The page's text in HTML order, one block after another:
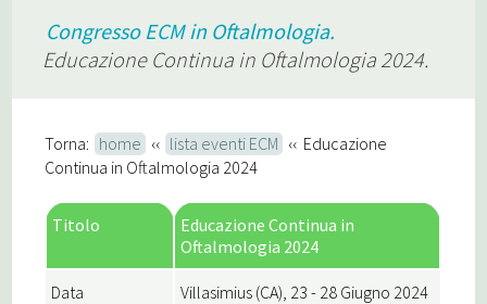
Congresso ECM in Oftalmologia.
Educazione Continua in Oftalmologia 2024.
Torna: home ‹‹ lista eventi ECM ‹‹ Educazione
Continua in Oftalmologia 2024
Titolo
Educazione Continua in
Oftalmologia 2024
Data Villasimius (CA), 23 - 28 Giugno 2024